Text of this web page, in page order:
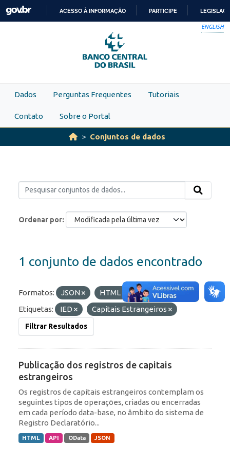
Skip to main content
PARA
O
CONTEÚDO
ACESSO À INFORMAÇÃO PARTICIPE
ENGLISH
Dados Perguntas Frequentes Tutoriais
Contato Sobre o Portal
Conjuntos de dados
Ordenar por
1 conjunto de dados encontrado
Formatos: JSON HTML
OData
Etiquetas:
IED Capitais Estrangeiros
Filtrar Resultados
Publicação dos registros de capitais
estrangeiros
Os registros de capitais estrangeiros contemplam os
seguintes tipos de operações, criadas ou encerradas
em cada período data-base, no âmbito do sistema de
Registro Declaratório...
HTML API OData JSON